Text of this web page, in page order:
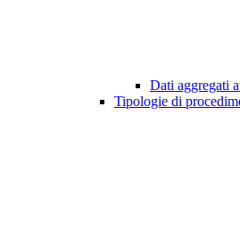
Dati aggregati
Tipologie di